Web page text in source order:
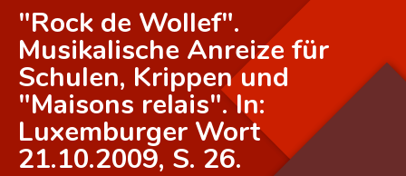
DE FR
Accueil
Auteur(e)s A-Z
Recherche avancée
"Rock de Wollef".
Musikalische Anreize für
Schulen, Krippen und
"Maisons relais". In:
Luxemburger Wort
21.10.2009, S. 26.